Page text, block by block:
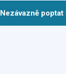
Nezávazně